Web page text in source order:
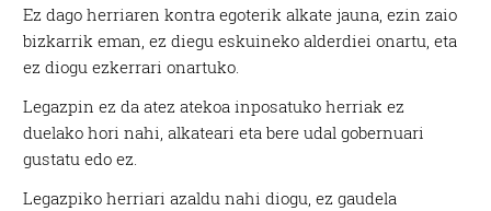
Ez dago herriaren kontra egoterik alkate jauna, ezin zaio
bizkarrik eman, ez diegu eskuineko alderdiei onartu, eta
ez diogu ezkerrari onartuko.
Legazpin ez da atez atekoa inposatuko herriak ez
duelako hori nahi, alkateari eta bere udal gobernuari
gustatu edo ez.
Legazpiko herriari azaldu nahi diogu, ez gaudela